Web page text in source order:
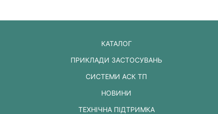
КАТАЛОГ
ПРИКЛАДИ ЗАСТОСУВАНЬ
СИСТЕМИ АСК ТП
НОВИНИ
ТЕХНІЧНА ПІДТРИМКА